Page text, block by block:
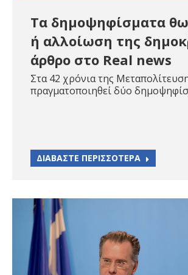
Τα δημοψηφίσματα
ή αλλοίωση της
άρθρο στο Real news
Στα 42 χρόνια της
πραγματοποιηθεί δύο
ΔΙΑΒΑΣΤΕ ΠΕΡΙΣΣΟΤΕΡΑ